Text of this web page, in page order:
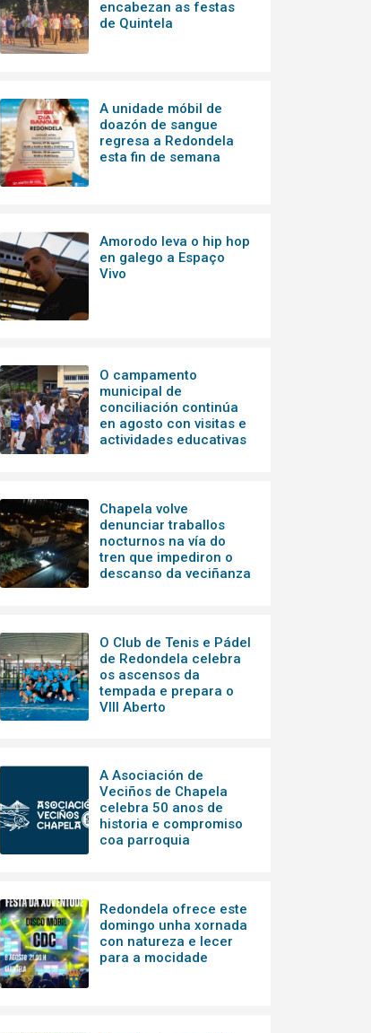
encabezan as festas
de Quintela
A unidade móbil de
doazón de sangue
regresa a Redondela
esta fin de semana
Amorodo leva o hip hop
en galego a Espaço
Vivo
O campamento
municipal de
conciliación continúa
en agosto con visitas e
actividades educativas
Chapela volve
denunciar traballos
nocturnos na vía do
tren que impediron o
descanso da veciñanza
O Club de Tenis e Pádel
de Redondela celebra
os ascensos da
tempada e prepara o
VIII Aberto
A Asociación de
Veciños de Chapela
celebra 50 anos de
historia e compromiso
coa parroquia
Redondela ofrece este
domingo unha xornada
con natureza e lecer
para a mocidade